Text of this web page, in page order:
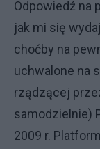
Odpowiedź na
jak mi się
choćby na
uchwalone na
rządzącej
samodzielnie)
2009 r.